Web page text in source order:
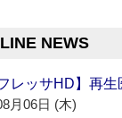
NEWS
レッサHD】再
月06日 (木)